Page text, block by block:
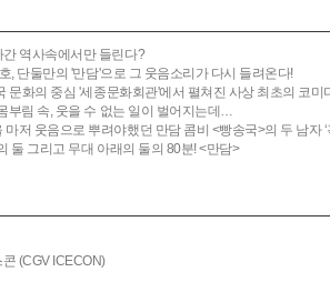
역사속에서만 들린다?
, 단둘만의 '만담'으로 그 웃음소리가 다시 들려온다!
문화의 중심 '세종문화회관'에서 펼쳐진 사상 최초의 코미
부림 속, 웃을 수 없는 일이 벌어지는데…
저 웃음으로 뿌려야했던 만담 콤비 <빵송국>의 두 남자 ‘
둘 그리고 무대 아래의 둘의 80분! <만담>
(CGV ICECON)